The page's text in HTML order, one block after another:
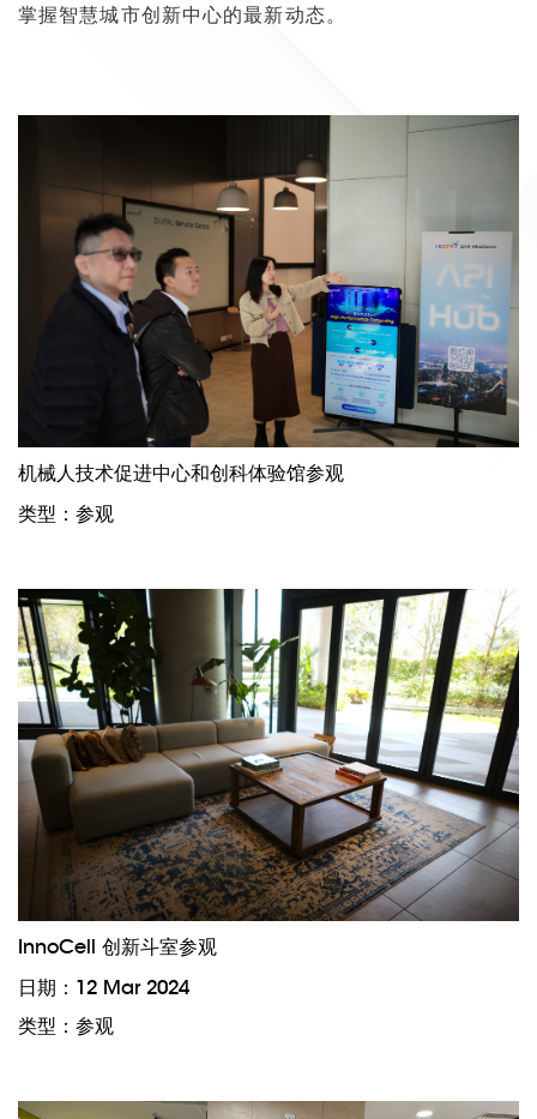
掌握智慧城市创新中心的最新动态。
机械人技术促进中心和创科体验馆参观
类型：参观
InnoCell 创新斗室参观
日期：12 Mar 2024
类型：参观